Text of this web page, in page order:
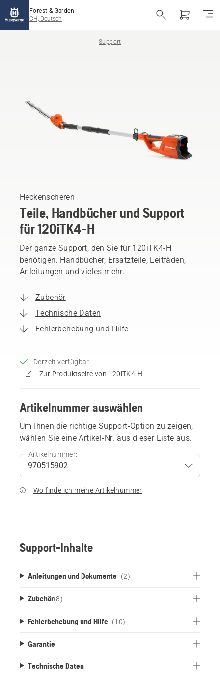
Forest & Garden
CH, Deutsch
Support
Heckenscheren
Teile, Handbücher und Support
für 120iTK4-H
Der ganze Support, den Sie für 120iTK4-H
benötigen. Handbücher, Ersatzteile, Leitfäden,
Anleitungen und vieles mehr.
Zubehör
Technische Daten
Fehlerbehebung und Hilfe
Derzeit verfügbar
Zur Produktseite von 120iTK4-H
Artikelnummer auswählen
Um Ihnen die richtige Support-Option zu zeigen,
wählen Sie eine Artikel-Nr. aus dieser Liste aus.
Artikelnummer:
Wo finde ich meine Artikelnummer
Support-Inhalte
Anleitungen und Dokumente (2)
Zubehör(8)
Fehlerbehebung und Hilfe (10)
Garantie
Technische Daten